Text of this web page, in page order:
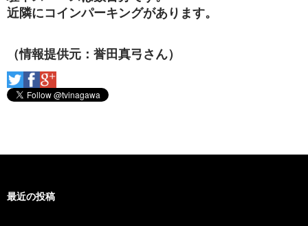
近隣にコインパーキングがあります。
（情報提供元：誉田真弓さん）
最近の投稿